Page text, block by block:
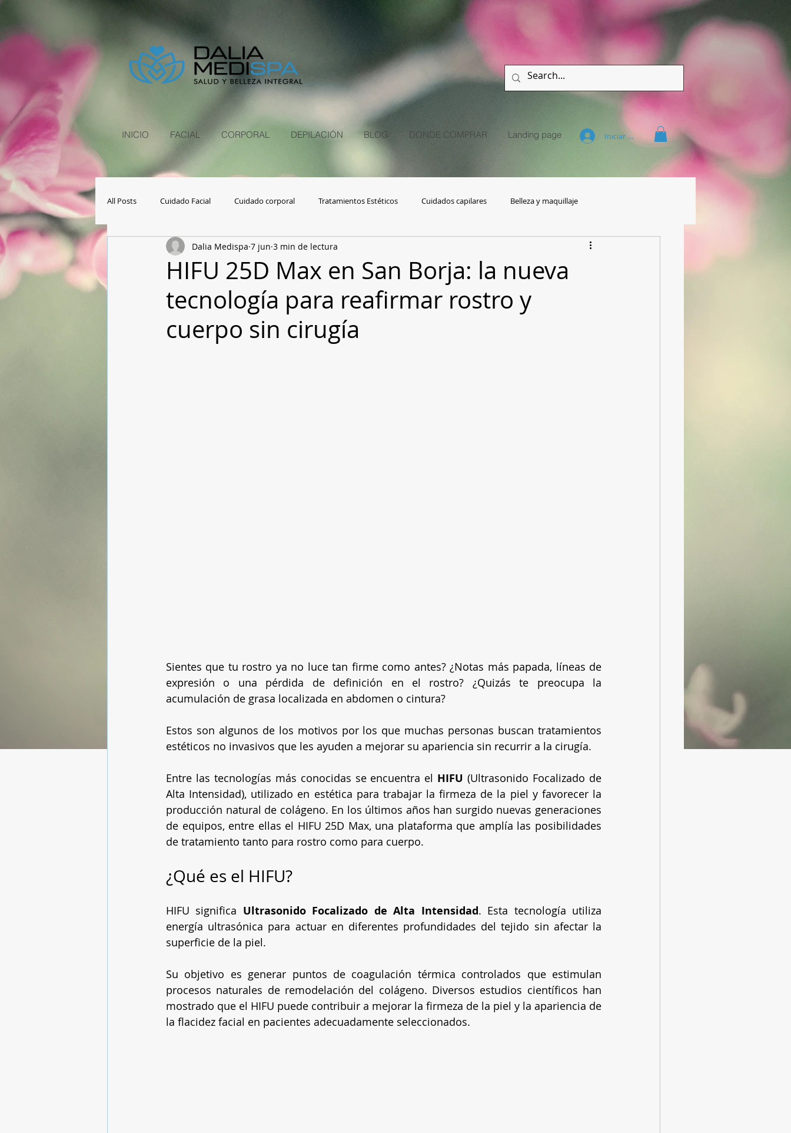
INICIO FACIAL CORPORAL DEPILACIÓN BLOG DONDE COMPRAR Landing page Iniciar sesión
All Posts Cuidado Facial Cuidado corporal Tratamientos Estéticos Cuidados capilares Belleza y maquillaje
Salud y Bienestar Consejos y tips Adulto mayor
HIFU 25D Max en San Borja: la nueva
tecnología para reafirmar rostro y
cuerpo sin cirugía
Dalia Medispa 7 jun 3 min de lectura
Sientes que tu rostro ya no luce tan firme como antes? ¿Notas más papada, líneas de
expresión o una pérdida de definición en el rostro? ¿Quizás te preocupa la
acumulación de grasa localizada en abdomen o cintura?
Estos son algunos de los motivos por los que muchas personas buscan tratamientos
estéticos no invasivos que les ayuden a mejorar su apariencia sin recurrir a la cirugía.
Entre las tecnologías más conocidas se encuentra el HIFU (Ultrasonido Focalizado de
Alta Intensidad), utilizado en estética para trabajar la firmeza de la piel y favorecer la
producción natural de colágeno. En los últimos años han surgido nuevas generaciones
de equipos, entre ellas el HIFU 25D Max, una plataforma que amplía las posibilidades
de tratamiento tanto para rostro como para cuerpo.
¿Qué es el HIFU?
HIFU significa Ultrasonido Focalizado de Alta Intensidad. Esta tecnología utiliza
energía ultrasónica para actuar en diferentes profundidades del tejido sin afectar la
superficie de la piel.
Su objetivo es generar puntos de coagulación térmica controlados que estimulan
procesos naturales de remodelación del colágeno. Diversos estudios científicos han
mostrado que el HIFU puede contribuir a mejorar la firmeza de la piel y la apariencia de
la flacidez facial en pacientes adecuadamente seleccionados.